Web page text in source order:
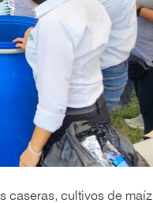
caseras, cultivos de maíz